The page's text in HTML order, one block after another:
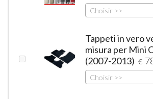
Choisir >>
Tappeti in vero
misura per Mini
(2007-2013) €
Choisir >>